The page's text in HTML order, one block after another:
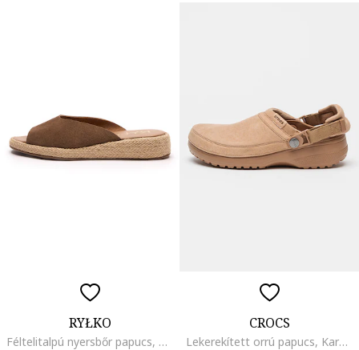
RYŁKO
Féltelitalpú nyersbőr papucs, Fangóbarna
CROCS
Lekerekített orrú papucs, Karamellbarna